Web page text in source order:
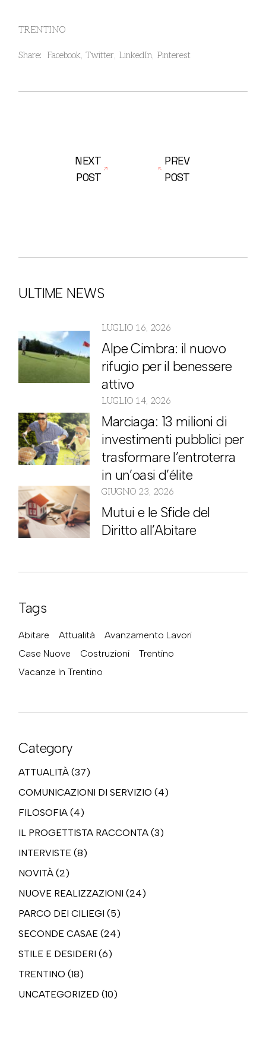
TRENTINO
Share: Facebook Twitter LinkedIn Pinterest
PREV
POST
NEXT
POST
ULTIME NEWS
LUGLIO 16, 2026
Alpe Cimbra: il nuovo
rifugio per il benessere
attivo
LUGLIO 14, 2026
Marciaga: 13 milioni di
investimenti pubblici per
trasformare l’entroterra
in un’oasi d’élite
GIUGNO 23, 2026
Mutui e le Sfide del
Diritto all’Abitare
Tags
Abitare Attualità
Avanzamento Lavori
Case Nuove
Costruzioni
Trentino
Vacanze In Trentino
Category
ATTUALITÀ (37)
COMUNICAZIONI DI SERVIZIO (4)
FILOSOFIA (4)
IL PROGETTISTA RACCONTA (3)
INTERVISTE (8)
NOVITÀ (2)
NUOVE REALIZZAZIONI (24)
PARCO DEI CILIEGI (5)
SECONDE CASAE (24)
STILE E DESIDERI (6)
TRENTINO (18)
UNCATEGORIZED (10)